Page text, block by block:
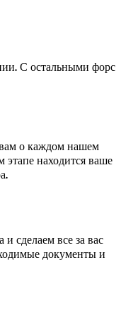
С остальными форс
о каждом нашем
находится ваше
сделаем все за вас
документы и